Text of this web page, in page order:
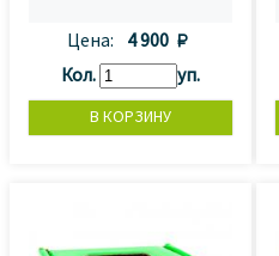
Цена:
4 900 
Кол.
уп.